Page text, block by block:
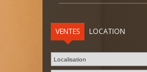
VENTES LOCATION